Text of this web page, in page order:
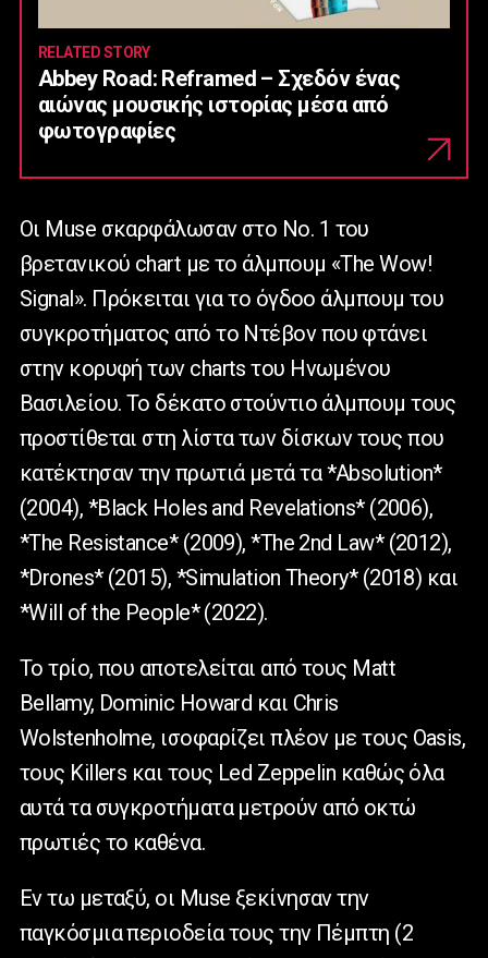
RELATED STORY
Abbey Road: Reframed – Σχεδόν ένας
αιώνας μουσικής ιστορίας μέσα από
φωτογραφίες
Οι Muse σκαρφάλωσαν στο Νο. 1 του
βρετανικού chart με το άλμπουμ «The Wow!
Signal». Πρόκειται για το όγδοο άλμπουμ του
συγκροτήματος από το Ντέβον που φτάνει
στην κορυφή των charts του Ηνωμένου
Βασιλείου. Το δέκατο στούντιο άλμπουμ τους
προστίθεται στη λίστα των δίσκων τους που
κατέκτησαν την πρωτιά μετά τα *Absolution*
(2004), *Black Holes and Revelations* (2006),
*The Resistance* (2009), *The 2nd Law* (2012),
*Drones* (2015), *Simulation Theory* (2018) και
*Will of the People* (2022).
Το τρίο, που αποτελείται από τους Matt
Bellamy, Dominic Howard και Chris
Wolstenholme, ισοφαρίζει πλέον με τους Oasis,
τους Killers και τους Led Zeppelin καθώς όλα
αυτά τα συγκροτήματα μετρούν από οκτώ
πρωτιές το καθένα.
Εν τω μεταξύ, οι Muse ξεκίνησαν την
παγκόσμια περιοδεία τους την Πέμπτη (2